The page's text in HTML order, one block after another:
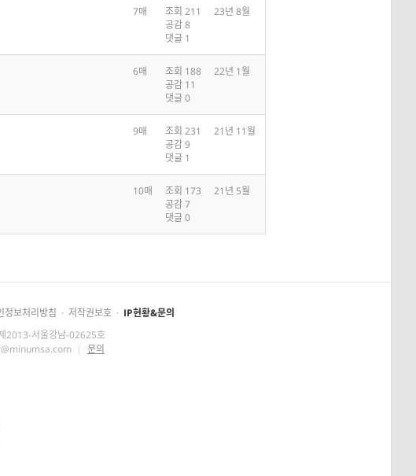
7매
조회 211
공감 8
댓글 1
23년 8월
6매
조회 188
공감 11
댓글 0
22년 1월
9매
조회 231
공감 9
댓글 1
21년 11월
10매
조회 173
공감 7
댓글 0
21년 5월
정보처리방침 · 저작권보호 · IP현황&문의
2013-서울강남-02625호
| 문의